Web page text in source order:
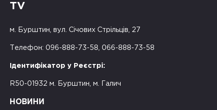
TV
м. Бурштин, вул. Січових Стрільців, 27
Телефон: 096-888-73-58, 066-888-73-58
Ідентифікатор у Реєстрі:
R50-01932 м. Бурштин, м. Галич
НОВИНИ